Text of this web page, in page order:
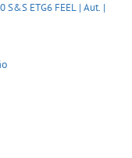
ETG6 FEEL | Aut. |